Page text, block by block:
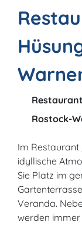
Restaurant
Rostock-
Im Restaurant
idyllische
Sie Platz im
Veranda.
werden